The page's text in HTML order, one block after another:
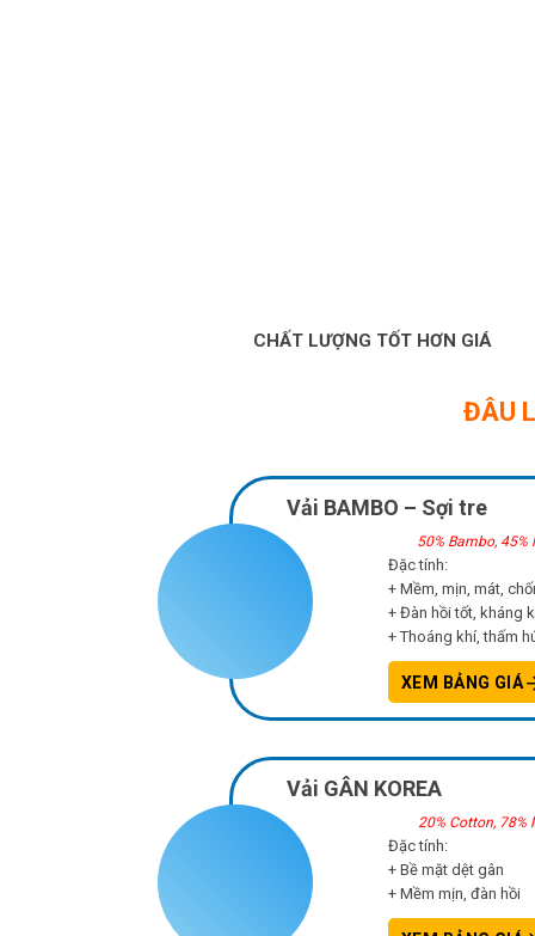
CHẤT LƯỢNG TỐT HƠN GIÁ
ĐÂU
Vải BAMBO – Sợi tre
50% Bambo, 45%
Đặc tính:
+ Mềm, mịn, mát,
+ Đàn hồi tốt, kháng
+ Thoáng khí, thấm
XEM BẢNG GIÁ
Vải GÂN KOREA
20% Cotton, 78%
Đặc tính:
+ Bề mặt dệt gân
+ Mềm mịn, đàn hồi